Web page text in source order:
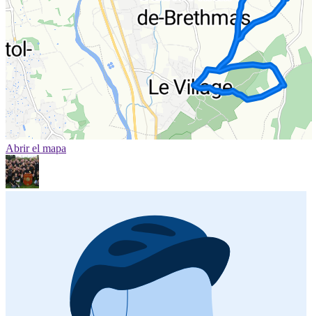
Abrir el mapa